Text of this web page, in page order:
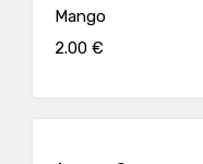
Mango
2.00 €